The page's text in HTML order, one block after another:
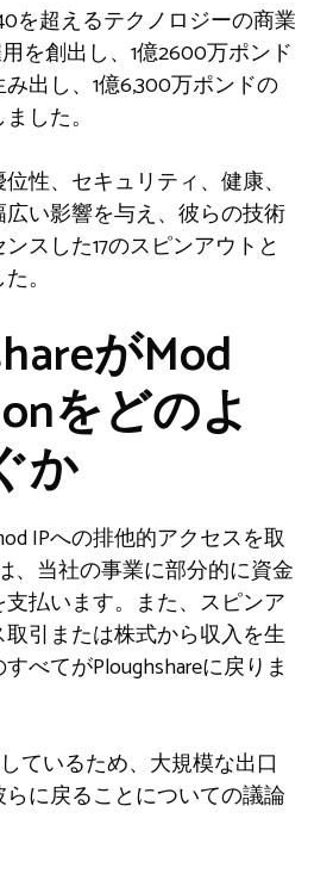
を超えるテクノロジーの商業
を創出し、1億2600万ポンド
出し、1億6,300万ポンドの
した。
性、セキュリティ、健康、
い影響を与え、彼らの技術
スした17のスピンアウトと
。
がMod
をどのよ
か
IPへの排他的アクセスを取
、当社の事業に部分的に資金
払います。また、スピンア
引または株式から収入を生
べてがPloughshareに戻りま
ているため、大規模な出口
に戻ることについての議論